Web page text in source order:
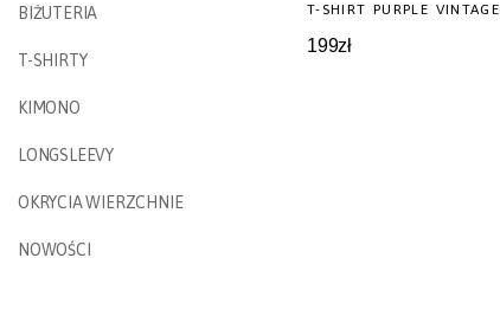
BIŻUTERIA
T-SHIRTY
KIMONO
LONGSLEEVY
OKRYCIA WIERZCHNIE
NOWOŚCI
T-SHIRT PURPLE VINTAGE
199zł